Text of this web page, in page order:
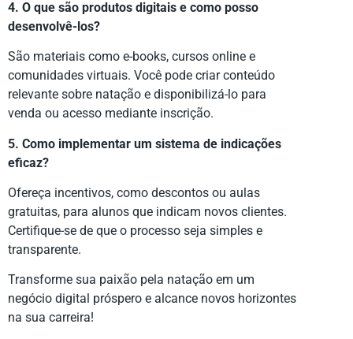
4. O que são produtos digitais e como posso
desenvolvê-los?
São materiais como e-books, cursos online e
comunidades virtuais. Você pode criar conteúdo
relevante sobre natação e disponibilizá-lo para
venda ou acesso mediante inscrição.
5. Como implementar um sistema de indicações
eficaz?
Ofereça incentivos, como descontos ou aulas
gratuitas, para alunos que indicam novos clientes.
Certifique-se de que o processo seja simples e
transparente.
Transforme sua paixão pela natação em um
negócio digital próspero e alcance novos horizontes
na sua carreira!